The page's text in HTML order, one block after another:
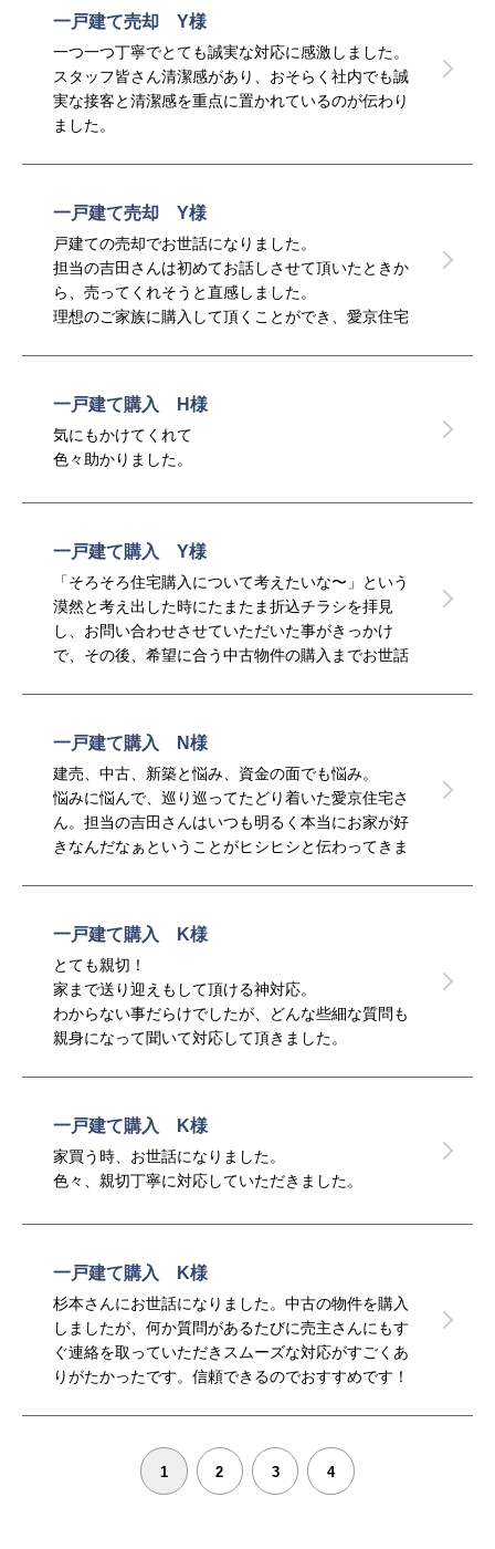
一戸建て売却 Y様
一つ一つ丁寧でとても誠実な対応に感激しました。
スタッフ皆さん清潔感があり、おそらく社内でも誠
実な接客と清潔感を重点に置かれているのが伝わり
ました。
一戸建て売却 Y様
戸建ての売却でお世話になりました。
担当の吉田さんは初めてお話しさせて頂いたときか
ら、売ってくれそうと直感しました。
理想のご家族に購入して頂くことができ、愛京住宅
一戸建て購入 H様
気にもかけてくれて
色々助かりました。
一戸建て購入 Y様
「そろそろ住宅購入について考えたいな〜」という
漠然と考え出した時にたまたま折込チラシを拝見
し、お問い合わせさせていただいた事がきっかけ
で、その後、希望に合う中古物件の購入までお世話
いただきました。また、こちらの疑問や不安にも丁
寧に、かつ的確にお答えいただきました。
本当にありがとうございました。
一戸建て購入 N様
建売、中古、新築と悩み、資金の面でも悩み。
悩みに悩んで、巡り巡ってたどり着いた愛京住宅さ
ん。担当の吉田さんはいつも明るく本当にお家が好
きなんだなぁということがヒシヒシと伝わってきま
まだ始まったばかりですが、完成がいまからとても
楽しみです。最後まで、完成のあとも長いお付き合
いをさせていただけたらと思っています。
一戸建て購入 K様
とても親切！
家まで送り迎えもして頂ける神対応。
わからない事だらけでしたが、どんな些細な質問も
親身になって聞いて対応して頂きました。
一戸建て購入 K様
家買う時、お世話になりました。
色々、親切丁寧に対応していただきました。
一戸建て購入 K様
杉本さんにお世話になりました。中古の物件を購入
しましたが、何か質問があるたびに売主さんにもす
ぐ連絡を取っていただきスムーズな対応がすごくあ
りがたかったです。信頼できるのでおすすめです！
1 2 3 4